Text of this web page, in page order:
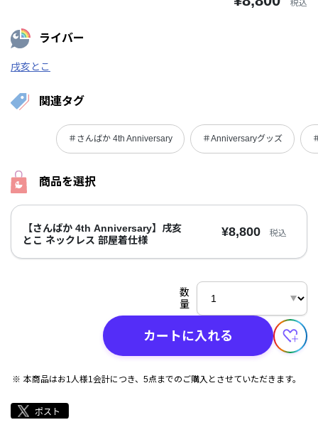
税込
ライバー
戌亥とこ
関連タグ
＃さんばか 4th Anniversary ＃Anniversaryグッズ
商品を選択
【さんばか 4th Anniversary】戌亥
とこ ネックレス 部屋着仕様
¥8,800 税込
数
量
カートに入れる
本商品はお1人様1会計につき、5点までのご購入とさせていただきます。